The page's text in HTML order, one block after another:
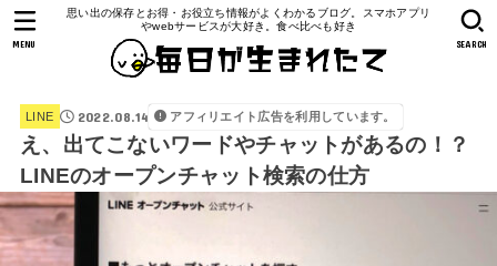
思い出の保存とお得・お役立ち情報がよくわかるブログ。スマホアプリ
やwebサービスが大好き。食べ比べも好き
SEARCH
MENU
LINE 2022.08.14 アフィリエイト広告を利用しています。
え、出てこないワードやチャットがあるの！？
LINEのオープンチャット検索の仕方